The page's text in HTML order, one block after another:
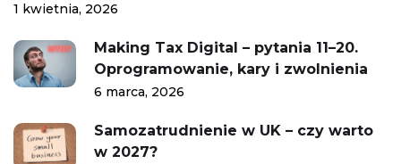
1 kwietnia, 2026
Making Tax Digital – pytania 11–20.
Oprogramowanie, kary i zwolnienia
6 marca, 2026
Samozatrudnienie w UK – czy warto
w 2027?